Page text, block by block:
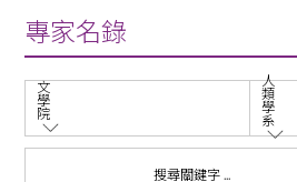
專家名錄
文
學
院
人
類
學
系